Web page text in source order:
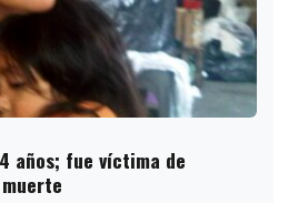
años; fue víctima de